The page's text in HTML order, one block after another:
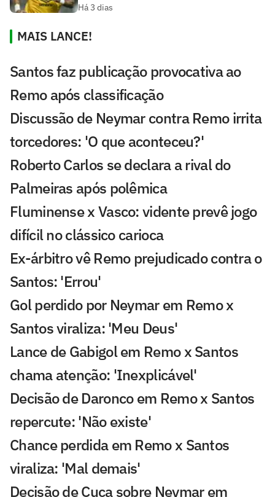
Há 3 dias
MAIS LANCE!
Santos faz publicação provocativa ao
Remo após classificação
Discussão de Neymar contra Remo irrita
torcedores: 'O que aconteceu?'
Roberto Carlos se declara a rival do
Palmeiras após polêmica
Fluminense x Vasco: vidente prevê jogo
difícil no clássico carioca
Ex-árbitro vê Remo prejudicado contra o
Santos: 'Errou'
Gol perdido por Neymar em Remo x
Santos viraliza: 'Meu Deus'
Lance de Gabigol em Remo x Santos
chama atenção: 'Inexplicável'
Decisão de Daronco em Remo x Santos
repercute: 'Não existe'
Chance perdida em Remo x Santos
viraliza: 'Mal demais'
Decisão de Cuca sobre Neymar em